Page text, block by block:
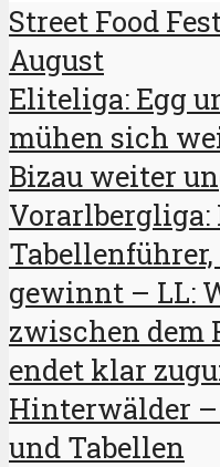
Street Food
August
Eliteliga: Egg
mühen sich
Bizau weiter
Vorarlbergliga:
gewinnt – LL:
zwischen dem
endet klar
Hinterwälder
und Tabellen